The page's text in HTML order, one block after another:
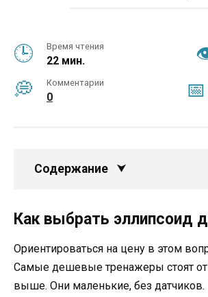
Время чтения
22 мин.
Комментарии
0
Содержание
Как выбрать эллипсоид
Ориентироваться на цену в этом
Самые дешевые тренажеры стоят
выше. Они маленькие, без датчиков.